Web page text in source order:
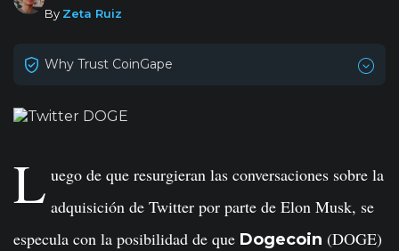
By Zeta Ruiz
Why Trust CoinGape
L uego de que resurgieran las conversaciones sobre la
adquisición de Twitter por parte de Elon Musk, se
especula con la posibilidad de que Dogecoin (DOGE)